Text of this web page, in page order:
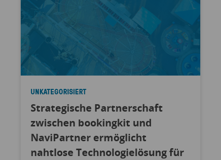
UNKATEGORISIERT
Strategische Partnerschaft
zwischen bookingkit und
NaviPartner ermöglicht
nahtlose Technologielösung für